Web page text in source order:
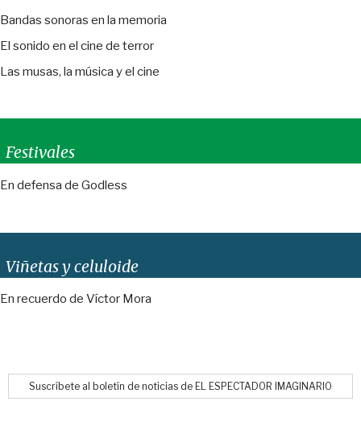
Bandas sonoras en la memoria
El sonido en el cine de terror
Las musas, la música y el cine
Festivales
En defensa de Godless
Viñetas y celuloide
En recuerdo de Víctor Mora
Suscríbete al boletín de noticias de EL ESPECTADOR IMAGINARIO